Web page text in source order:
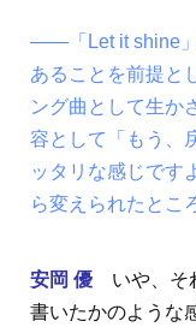
――「Let it shine」
あることを前提と
ング曲として生か
容として「もう、
ッタリな感じです
ら変えられたとこ
安岡 優 いや、そ
書いたかのような